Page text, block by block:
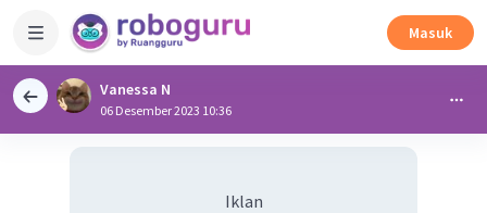
Masuk
Vanessa N
06 Desember 2023 10:36
Iklan